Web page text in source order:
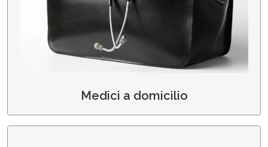
Medici a domicilio
Medici a Domicilio